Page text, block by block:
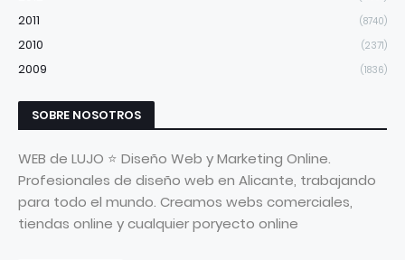
2011 (8740)
2010 (2371)
2009 (1836)
SOBRE NOSOTROS
WEB de LUJO ⭐ Diseño Web y Marketing Online.
Profesionales de diseño web en Alicante, trabajando
para todo el mundo. Creamos webs comerciales,
tiendas online y cualquier poryecto online